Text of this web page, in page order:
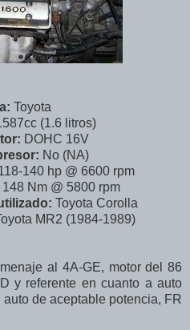
Toyota
(1.6 litros)
DOHC 16V
No (NA)
140 hp @ 6600 rpm
148 Nm @ 5800 rpm
Toyota Corolla
MR2 (1984-1989)
al 4A-GE, motor del 86
y referente en cuanto a auto
de aceptable potencia, FR